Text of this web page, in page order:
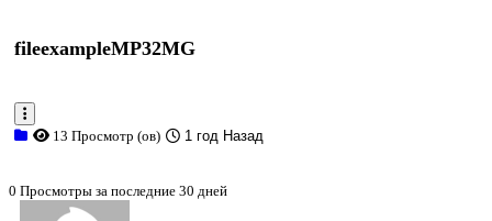
fileexampleMP32MG
13 Просмотр (ов) 1 год Назад
0 Просмотры за последние 30 дней